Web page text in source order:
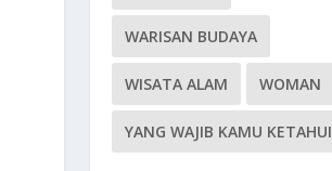
WARISAN BUDAYA
WISATA ALAM WOMAN
YANG WAJIB KAMU KETAHUI